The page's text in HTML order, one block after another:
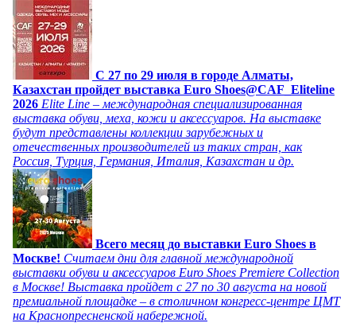
C 27 по 29 июля в городе Алматы,
Казахстан пройдет выставка Euro Shoes@CAF_Eliteline
2026 Elite Line – международная специализированная
выставка обуви, меха, кожи и аксессуаров. На выставке
будут представлены коллекции зарубежных и
отечественных производителей из таких стран, как
Россия, Турция, Германия, Италия, Казахстан и др.
Всего месяц до выставки Euro Shoes в
Москве! Считаем дни для главной международной
выставки обуви и аксессуаров Euro Shoes Premiere Collection
в Москве! Выставка пройдет с 27 по 30 августа на новой
премиальной площадке – в столичном конгресс-центре ЦМТ
на Краснопресненской набережной.